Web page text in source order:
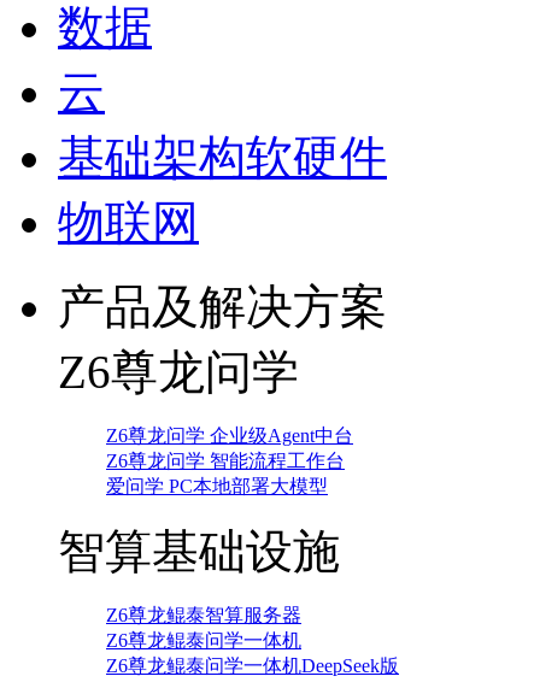
数据
云
基础架构软硬件
物联网
产品及解决方案
Z6尊龙问学
Z6尊龙问学 企业级Agent中台
Z6尊龙问学 智能流程工作台
爱问学 PC本地部署大模型
智算基础设施
Z6尊龙鲲泰智算服务器
Z6尊龙鲲泰问学一体机
Z6尊龙鲲泰问学一体机DeepSeek版